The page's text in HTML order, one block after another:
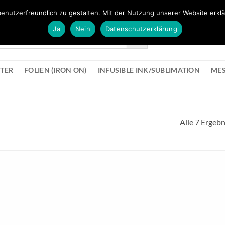
FOLIEN (IRON ON) INFUSIBLE INK/SUBLIMATION
Alle 7
zu gestalten. Mit der Nutzung unserer Website
Ja
Nein Datenschutzerklärung